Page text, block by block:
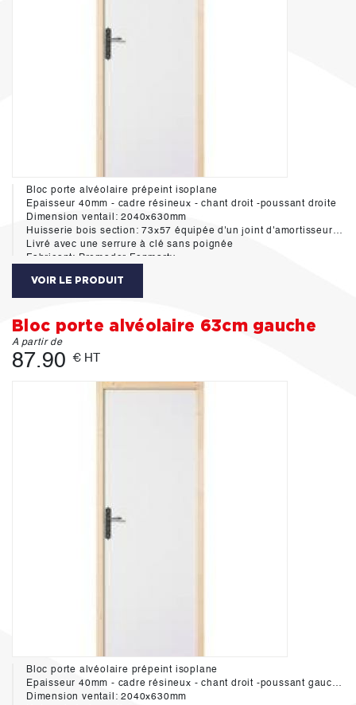
Bloc porte alvéolaire prépeint isoplane
Epaisseur 40mm - cadre résineux - chant droit -poussant droite
Dimension ventail: 2040x630mm
Huisserie bois section: 73x57 équipée d'un joint d'amortisseur hautement durable aux cycles d'ouverture-fermeture des portes. Ce systéme assure une réduction importante du bruit de claquement des portes de 7 dB(A)
Livré avec une serrure à clé sans poignée
Fabricant: Premador Fonmarty
VOIR LE PRODUIT
Bloc porte alvéolaire 63cm gauche
A partir de
87.90 € HT
Bloc porte alvéolaire prépeint isoplane
Epaisseur 40mm - cadre résineux - chant droit -poussant gauche
Dimension ventail: 2040x630mm